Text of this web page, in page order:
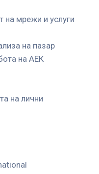
на мрежи и услуги
на пазар
на АЕК
на лични